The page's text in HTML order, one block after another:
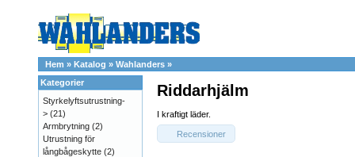
Hem »Katalog »Wahlanders »
Riddarhjälm
I kraftigt läder.
Recensioner
Kategorier
Styrkelyftsutrustning-
> (21)
Armbrytning (2)
Utrustning för
långbågeskytte (2)